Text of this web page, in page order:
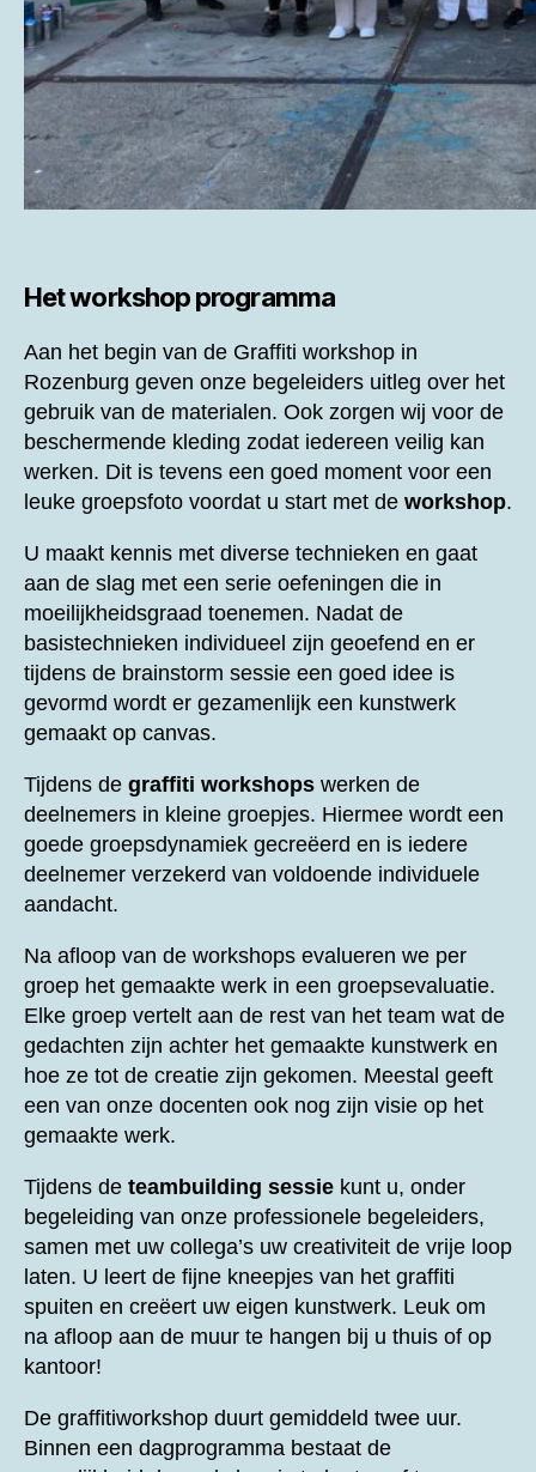
Het workshop programma
Aan het begin van de Graffiti workshop in
Rozenburg geven onze begeleiders uitleg over het
gebruik van de materialen. Ook zorgen wij voor de
beschermende kleding zodat iedereen veilig kan
werken. Dit is tevens een goed moment voor een
leuke groepsfoto voordat u start met de workshop.
U maakt kennis met diverse technieken en gaat
aan de slag met een serie oefeningen die in
moeilijkheidsgraad toenemen. Nadat de
basistechnieken individueel zijn geoefend en er
tijdens de brainstorm sessie een goed idee is
gevormd wordt er gezamenlijk een kunstwerk
gemaakt op canvas.
Tijdens de graffiti workshops werken de
deelnemers in kleine groepjes. Hiermee wordt een
goede groepsdynamiek gecreëerd en is iedere
deelnemer verzekerd van voldoende individuele
aandacht.
Na afloop van de workshops evalueren we per
groep het gemaakte werk in een groepsevaluatie.
Elke groep vertelt aan de rest van het team wat de
gedachten zijn achter het gemaakte kunstwerk en
hoe ze tot de creatie zijn gekomen. Meestal geeft
een van onze docenten ook nog zijn visie op het
gemaakte werk.
Tijdens de teambuilding sessie kunt u, onder
begeleiding van onze professionele begeleiders,
samen met uw collega’s uw creativiteit de vrije loop
laten. U leert de fijne kneepjes van het graffiti
spuiten en creëert uw eigen kunstwerk. Leuk om
na afloop aan de muur te hangen bij u thuis of op
kantoor!
De graffitiworkshop duurt gemiddeld twee uur.
Binnen een dagprogramma bestaat de